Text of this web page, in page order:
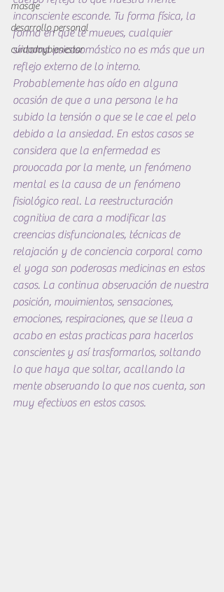
masaje
desarrollo personal
cuidadoybienestar
inconsciente esconde. Tu forma física, la
forma en que te mueves, cualquier
síntoma psicosomástico no es más que un
reflejo externo de lo interno.
Probablemente has oído en alguna
ocasión de que a una persona le ha
subido la tensión o que se le cae el pelo
debido a la ansiedad. En estos casos se
considera que la enfermedad es
provocada por la mente, un fenómeno
mental es la causa de un fenómeno
fisiológico real. La reestructuración
cognitiva de cara a modificar las
creencias disfuncionales, técnicas de
relajación y de conciencia corporal como
el yoga son poderosas medicinas en estos
casos. La continua observación de nuestra
posición, movimientos, sensaciones,
emociones, respiraciones, que se lleva a
acabo en estas practicas para hacerlos
conscientes y así trasformarlos, soltando
lo que haya que soltar, acallando la
mente observando lo que nos cuenta, son
muy efectivos en estos casos.